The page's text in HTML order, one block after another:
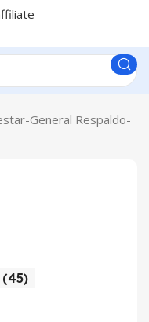
General Respaldo-
(45)